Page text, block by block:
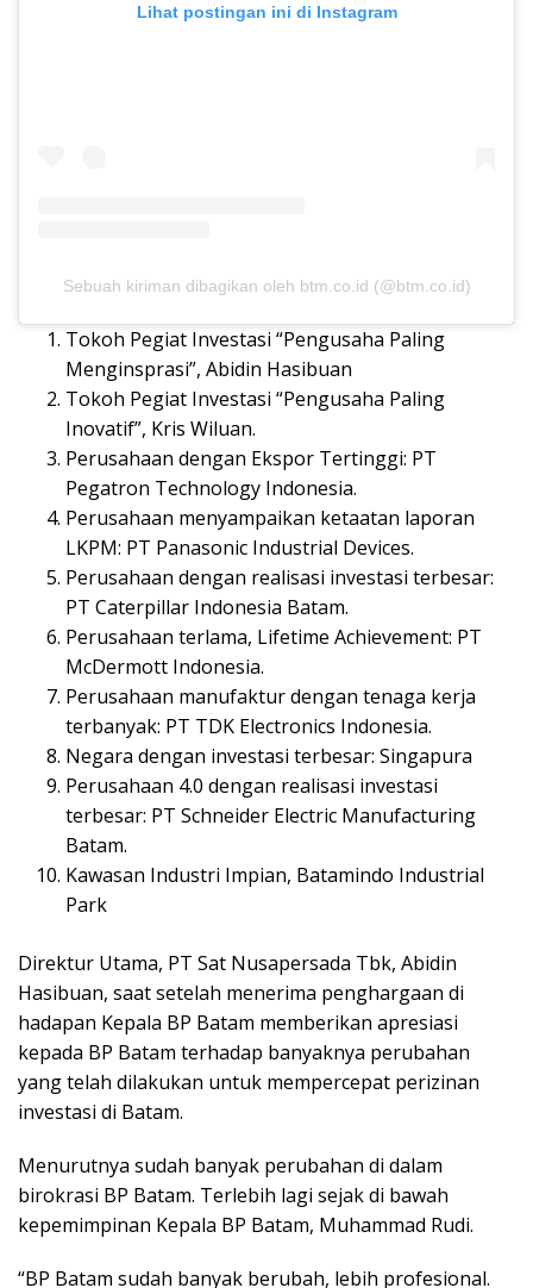
Lihat postingan ini di Instagram
Sebuah kiriman dibagikan oleh btm.co.id (@btm.co.id)
Tokoh Pegiat Investasi “Pengusaha Paling
Menginsprasi”, Abidin Hasibuan
Tokoh Pegiat Investasi “Pengusaha Paling
Inovatif”, Kris Wiluan.
Perusahaan dengan Ekspor Tertinggi: PT
Pegatron Technology Indonesia.
Perusahaan menyampaikan ketaatan laporan
LKPM: PT Panasonic Industrial Devices.
Perusahaan dengan realisasi investasi terbesar:
PT Caterpillar Indonesia Batam.
Perusahaan terlama, Lifetime Achievement: PT
McDermott Indonesia.
Perusahaan manufaktur dengan tenaga kerja
terbanyak: PT TDK Electronics Indonesia.
Negara dengan investasi terbesar: Singapura
Perusahaan 4.0 dengan realisasi investasi
terbesar: PT Schneider Electric Manufacturing
Batam.
Kawasan Industri Impian, Batamindo Industrial
Park
Direktur Utama, PT Sat Nusapersada Tbk, Abidin
Hasibuan, saat setelah menerima penghargaan di
hadapan Kepala BP Batam memberikan apresiasi
kepada BP Batam terhadap banyaknya perubahan
yang telah dilakukan untuk mempercepat perizinan
investasi di Batam.
Menurutnya sudah banyak perubahan di dalam
birokrasi BP Batam. Terlebih lagi sejak di bawah
kepemimpinan Kepala BP Batam, Muhammad Rudi.
“BP Batam sudah banyak berubah, lebih profesional.